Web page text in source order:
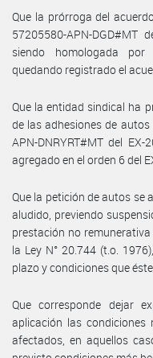
Que la prórroga del
57205580-APN-DGD#MT
siendo homologada por
quedando registrado el
Que la entidad sindical ha
de las adhesiones de
APN-DNRYRT#MT del
agregado en el orden 6 del
Que la petición de autos se
aludido, previendo
prestación no
la Ley N° 20.744 (t.o.
plazo y condiciones que éste.
Que corresponde dejar
aplicación las
afectados, en aquellos